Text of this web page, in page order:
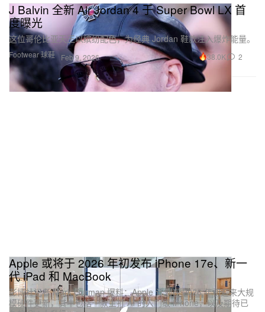
Footwear 球鞋
J Balvin 全新 Air Jordan 4 于 Super Bowl LX 首
度曝光
这位哥伦比亚天王以缤纷配色，为经典 Jordan 鞋款注入爆炸能量。
Feb 9, 2026 38.0K 2
Apple 或将于 2026 年初发布 iPhone 17e、新一
代 iPad 和 MacBook
彭博社记者 Mark Gurman 爆料：Apple 计划在 2026 年初迎来大规
模硬件更新，其中包括一款主打 AI 的入门级 iPhone，以及期待已